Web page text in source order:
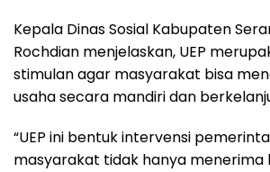
Kepala Dinas Sosial Kabupaten
Rochdian menjelaskan, UEP
stimulan agar masyarakat bisa
usaha secara mandiri dan
“UEP ini bentuk intervensi
masyarakat tidak hanya menerima